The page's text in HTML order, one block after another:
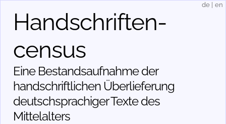
Handschriften­
census
Eine Bestandsaufnahme der
handschriftlichen Über­lieferung
deutschsprachiger Texte des
Mittelalters
de en